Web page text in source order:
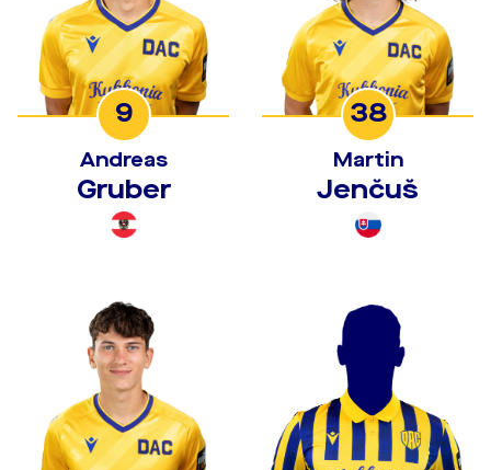
9
Andreas
Gruber
38
Martin
Jenčuš